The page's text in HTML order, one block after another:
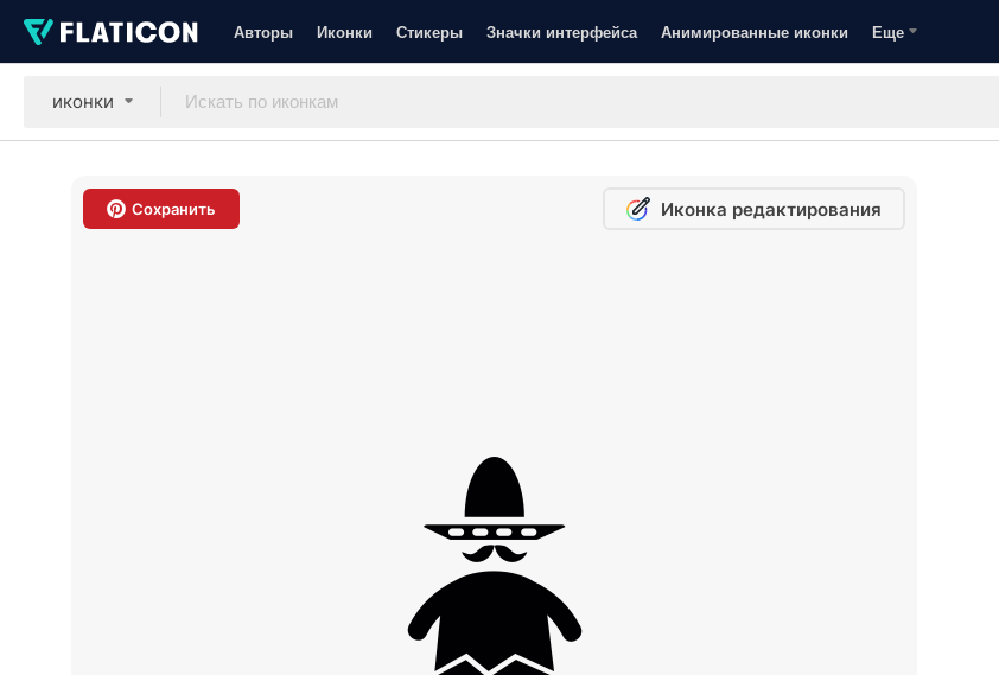
Авторы Иконки Стикеры Значки интерфейса Анимированные иконки Еще
иконки
Сохранить Иконка редактирования